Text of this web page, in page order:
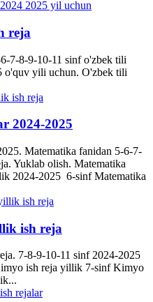
reja
7-8-9-10-11 sinf o'zbek tili
o'quv yili uchun. O'zbek tili
2024-2025
Matematika fanidan 5-6-7-
Yuklab olish. Matematika
2024-2025 6-sinf Matematika
ish reja
7-8-9-10-11 sinf 2024-2025
ish reja yillik 7-sinf Kimyo